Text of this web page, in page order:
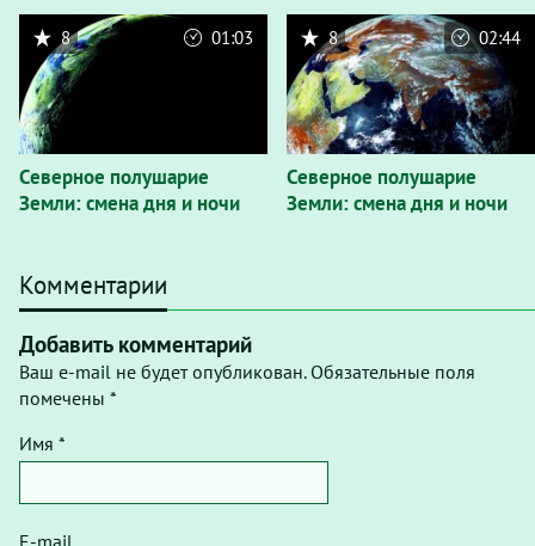
Северное полушарие
Земли: смена дня и ночи
8 01:03
Северное полушарие
Земли: смена дня и ночи
8 02:44
Комментарии
Добавить комментарий
Ваш e-mail не будет опубликован. Обязательные поля
помечены *
Имя *
E-mail